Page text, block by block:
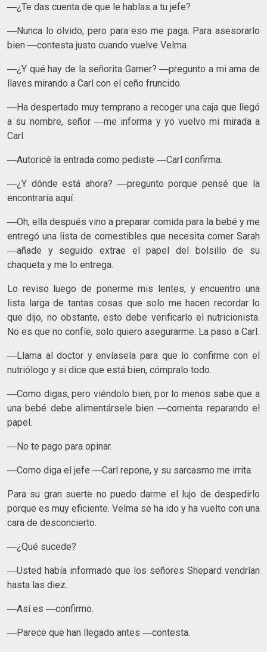
―¿Te das cuenta de que le hablas a tu jefe?
―Nunca lo olvido, pero para eso me paga. Para asesorarlo
bien ―contesta justo cuando vuelve Velma.
―¿Y qué hay de la señorita Garner? ―pregunto a mi ama de
llaves mirando a Carl con el ceño fruncido.
―Ha despertado muy temprano a recoger una caja que llegó
a su nombre, señor ―me informa y yo vuelvo mi mirada a
Carl.
―Autoricé la entrada como pediste ―Carl confirma.
―¿Y dónde está ahora? ―pregunto porque pensé que la
encontraría aquí.
―Oh, ella después vino a preparar comida para la bebé y me
entregó una lista de comestibles que necesita comer Sarah
―añade y seguido extrae el papel del bolsillo de su
chaqueta y me lo entrega.
Lo reviso luego de ponerme mis lentes, y encuentro una
lista larga de tantas cosas que solo me hacen recordar lo
que dijo, no obstante, esto debe verificarlo el nutricionista.
No es que no confíe, solo quiero asegurarme. La paso a Carl.
―Llama al doctor y envíasela para que lo confirme con el
nutriólogo y si dice que está bien, cómpralo todo.
―Como digas, pero viéndolo bien, por lo menos sabe que a
una bebé debe alimentársele bien ―comenta reparando el
papel.
―No te pago para opinar.
―Como diga el jefe ―Carl repone, y su sarcasmo me irrita.
Para su gran suerte no puedo darme el lujo de despedirlo
porque es muy eficiente. Velma se ha ido y ha vuelto con una
cara de desconcierto.
―¿Qué sucede?
―Usted había informado que los señores Shepard vendrían
hasta las diez.
―Así es ―confirmo.
―Parece que han llegado antes ―contesta.